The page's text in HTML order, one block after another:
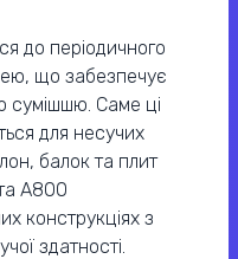
до періодичного
що забезпечує
сумішшю. Саме ці
для несучих
балок та плит
А800
конструкціях з
здатності.